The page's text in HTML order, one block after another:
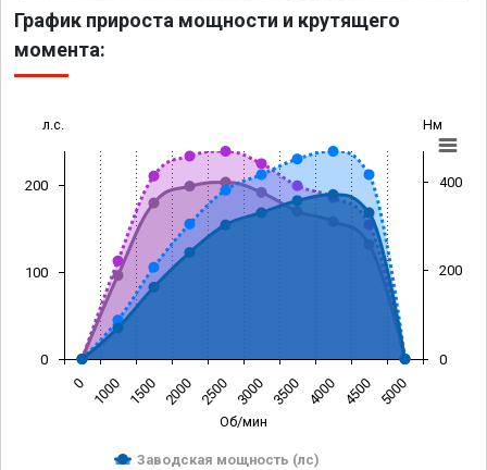
График прироста мощности и крутящего
момента:
Об/мин
л.с. Нм
Заводская мощность (лс)
0 1000 1500 2000 2500 3000 3500 4000 4500 5000
0
100
200
0
200
400